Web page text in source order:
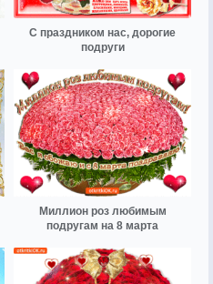
С праздником нас, дорогие
подруги
Миллион роз любимым
подругам на 8 марта